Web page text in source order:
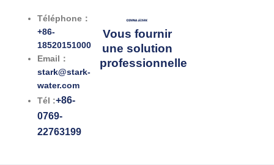
Téléphone：
+86-
18520151000
Email：
stark@stark-
water.com
Tél :+86-
0769-
22763199
Vous fournir
une solution
professionnelle